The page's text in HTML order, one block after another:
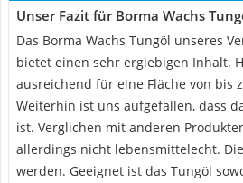
Unser Fazit für Borma Wachs
Das Borma Wachs Tungöl unseres
bietet einen sehr ergiebigen Inhalt.
ausreichend für eine Fläche von bis
Weiterhin ist uns aufgefallen, dass
ist. Verglichen mit anderen
allerdings nicht lebensmittelecht.
werden. Geeignet ist das Tungöl